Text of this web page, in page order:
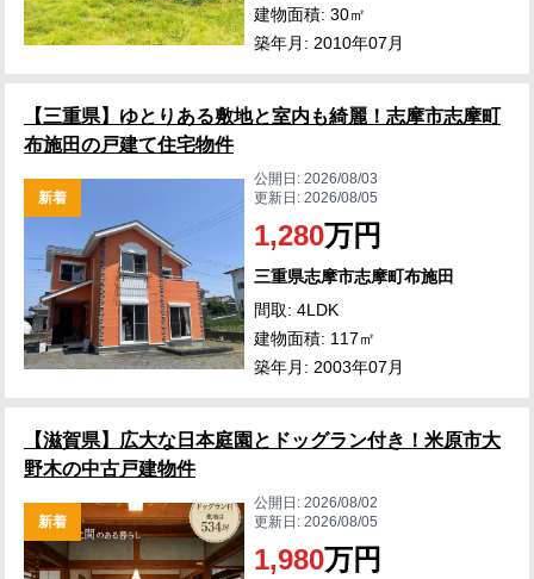
建物面積: 30㎡
築年月: 2010年07月
【三重県】ゆとりある敷地と室内も綺麗！志摩市志摩町
布施田の戸建て住宅物件
新着
公開日:2026/08/03
更新日:2026/08/05
1,280万円
三重県志摩市志摩町布施田
間取: 4LDK
建物面積: 117㎡
築年月: 2003年07月
【滋賀県】広大な日本庭園とドッグラン付き！米原市大
野木の中古戸建物件
新着
公開日:2026/08/02
更新日:2026/08/05
1,980万円